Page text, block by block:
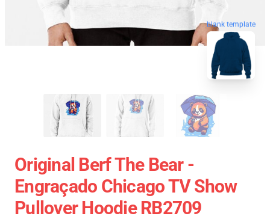
blank template
Original Berf The Bear -
Engraçado Chicago TV Show
Pullover Hoodie RB2709